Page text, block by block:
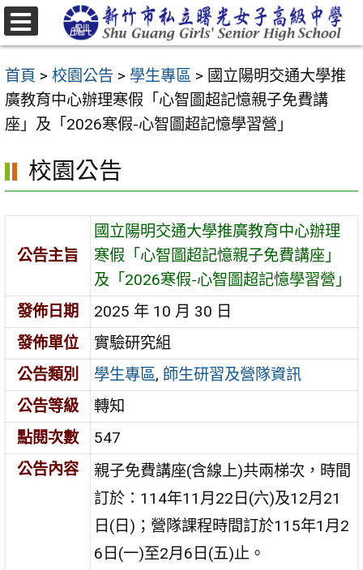
跳
至
要
內
容
首頁 > 校園公告 > 學生專區 > 國立陽明交通大學推
廣教育中心辦理寒假「心智圖超記憶親子免費講
座」及「2026寒假-心智圖超記憶學習營」
校園公告
公告主旨
國立陽明交通大學推廣教育中心辦理
寒假「心智圖超記憶親子免費講座」
及「2026寒假-心智圖超記憶學習營」
發佈日期
2025 年 10 月 30 日
發佈單位
實驗研究組
公告類別
學生專區, 師生研習及營隊資訊
公告等級
轉知
點閱次數
547
公告內容
親子免費講座(含線上)共兩梯次，時間
訂於：114年11月22日(六)及12月21
日(日)；營隊課程時間訂於115年1月2
6日(一)至2月6日(五)止。
選
單